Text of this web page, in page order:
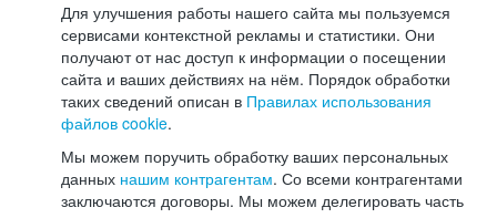
Для улучшения работы нашего сайта мы пользуемся
сервисами контекстной рекламы и статистики. Они
получают от нас доступ к информации о посещении
сайта и ваших действиях на нём. Порядок обработки
таких сведений описан в Правилах использования
файлов cookie.
Мы можем поручить обработку ваших персональных
данных нашим контрагентам. Со всеми контрагентами
заключаются договоры. Мы можем делегировать часть